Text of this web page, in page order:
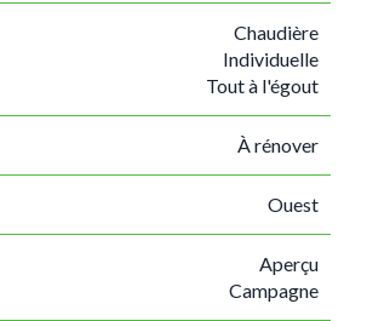
Chaudière
Individuelle
Tout à l'égout
À rénover
Ouest
Aperçu
Campagne